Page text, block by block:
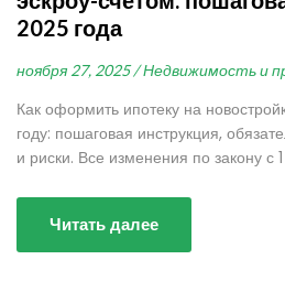
2025 года
ноября 27, 2025 / Недвижимость и
Как оформить ипотеку на
году: пошаговая инструкция,
и риски. Все изменения по закону с
Читать далее